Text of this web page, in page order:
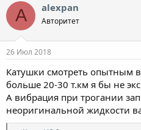
A alexpan
Авторитет
26 Июл 2018
Катушки смотреть опытным
больше 20-30 т.км я бы не
А вибрация при трогании
неоригинальной жидкости